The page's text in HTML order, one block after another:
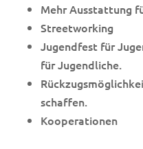
Mehr Ausstattung
Streetworking
Jugendfest für
für Jugendliche.
schaffen.
Kooperationen